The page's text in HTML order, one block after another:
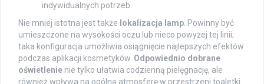
indywidualnych potrzeb.
Nie mniej istotna jest także lokalizacja lamp. Powinny być
umieszczone na wysokości oczu lub nieco powyżej tej linii;
taka konfiguracja umożliwia osiągnięcie najlepszych efektów
podczas aplikacji kosmetyków. Odpowiednio dobrane
oświetlenie nie tylko ułatwia codzienną pielęgnację, ale
również wpływa na ogólną atmosferę w przestrzeni toaletki.